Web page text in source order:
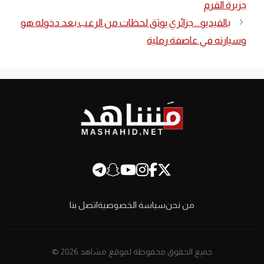
جزيرة القرم
بالفيديو .. جزائري يوثق لحظات من الرعب بعد دخوله هو
وسيارته في عاصفة رملية
من نحنسياسة الخصوصيةاتصل بنا
جميع الحقوق محفوظة لموقع مشاهد 2026 ©